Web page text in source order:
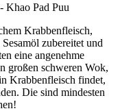
Khao Pad Puu
Krabbenfleisch,
zubereitet und
eine angenehme
großen schweren Wok,
Krabbenfleisch findet,
Die sind mindesten